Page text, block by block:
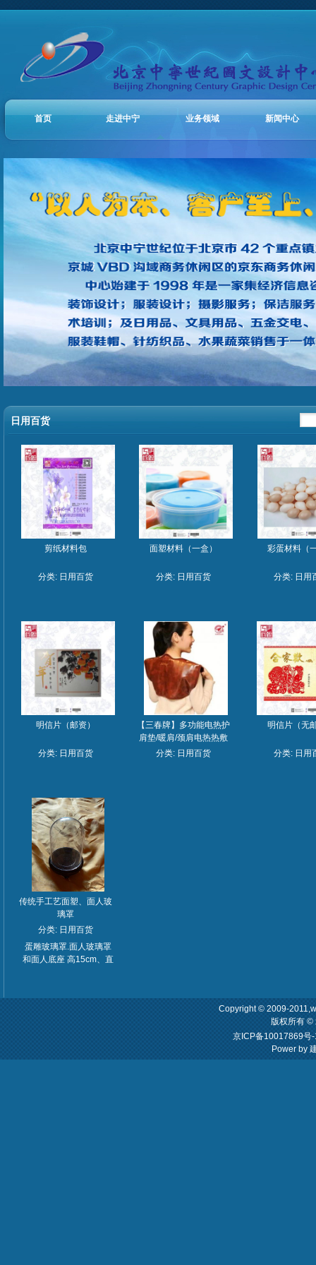
首页 走进中宁 业务领域 新闻中心
日用百货
剪纸材料包
分类: 日用百货
面塑材料（一盒）
分类: 日用百货
彩蛋材料（
分类: 日用
明信片（邮资）
分类: 日用百货
【三春牌】多功能电热护
肩垫/暖肩/颈肩电热热敷
垫/缓解肩颈疲劳
分类: 日用百货
明信片（无
分类: 日用
传统手工艺面塑、面人玻
璃罩
分类: 日用百货
蛋雕玻璃罩.面人玻璃罩
和面人底座 高15cm、直
10元包装费）
Copyright © 2009-
版权所有 ©
京ICP备10017869号
Power by